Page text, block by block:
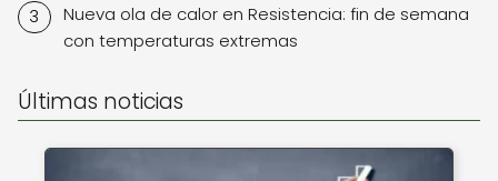
Nueva ola de calor en Resistencia: fin de semana
con temperaturas extremas
Últimas noticias